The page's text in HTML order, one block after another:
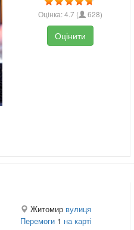
Оцінка:4.7 ( 628)
Оцінити
Житомир вулиця
Перемоги1 на карті